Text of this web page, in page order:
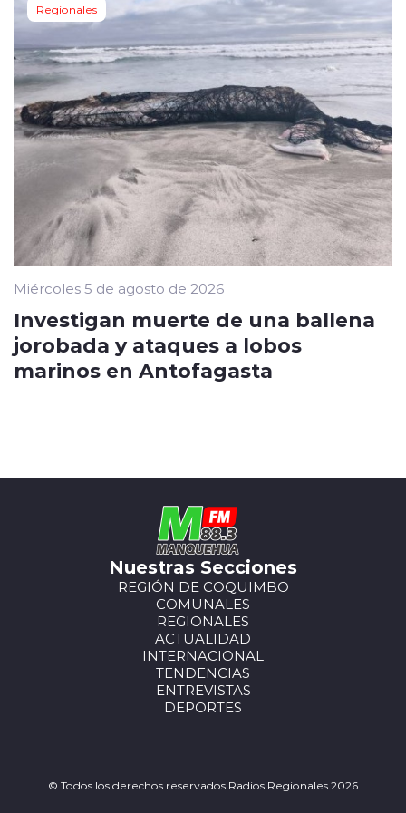
Regionales
Miércoles 5 de agosto de 2026
Investigan muerte de una ballena
jorobada y ataques a lobos
marinos en Antofagasta
Nuestras Secciones
REGIÓN DE COQUIMBO
COMUNALES
REGIONALES
ACTUALIDAD
INTERNACIONAL
TENDENCIAS
ENTREVISTAS
DEPORTES
© Todos los derechos reservados Radios Regionales 2026